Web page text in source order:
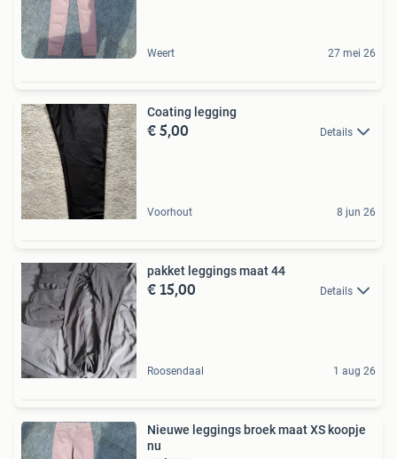
Weert 27 mei 26
Coating legging
€ 5,00 Details
Voorhout 8 jun 26
pakket leggings maat 44
€ 15,00 Details
Roosendaal 1 aug 26
Nieuwe leggings broek maat XS koopje
nu